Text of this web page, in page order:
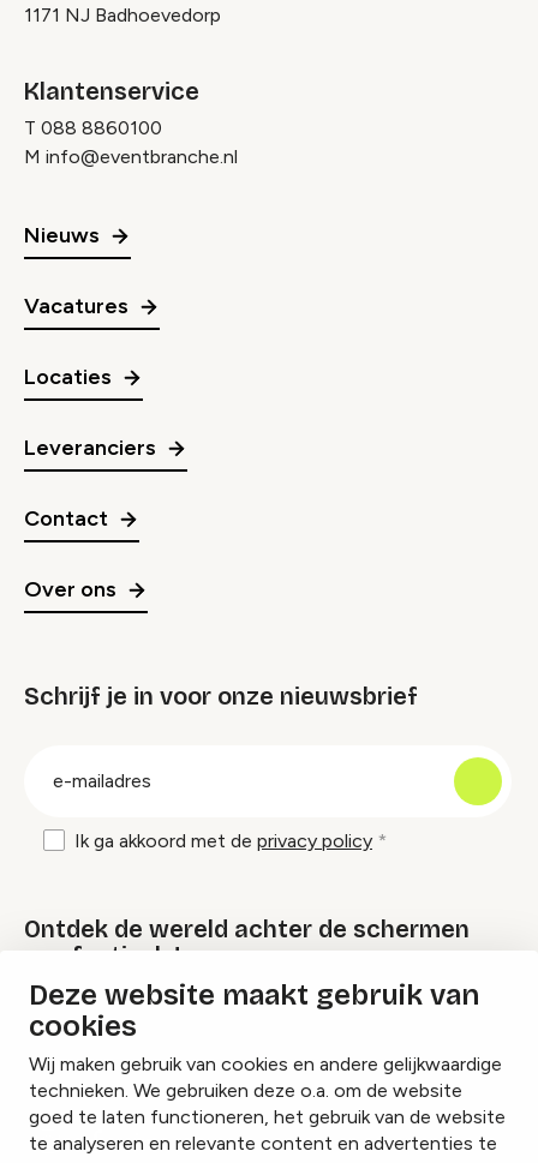
Deze website maakt gebruik van
cookies
Wij maken gebruik van cookies en andere gelijkwaardige
technieken. We gebruiken deze o.a. om de website
goed te laten functioneren, het gebruik van de website
te analyseren en relevante content en advertenties te
1171 NJ Badhoevedorp
Klantenservice
T 088 8860100
M info@eventbranche.nl
Nieuws
Vacatures
Locaties
Leveranciers
Contact
Over ons
Schrijf je in voor onze nieuwsbrief
Ik ga akkoord met de privacy policy
Ontdek de wereld achter de schermen
van festivals!
Lees onze Festival Specials
InstagramFacebookLinkedIn